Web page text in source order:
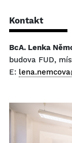
Kontakt
BcA. Lenka
budova FUD,
E: